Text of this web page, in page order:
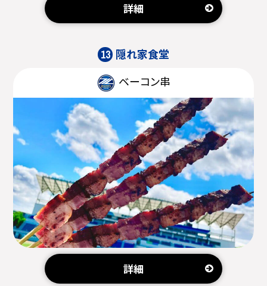
詳細
13 隠れ家食堂
ベーコン串
詳細